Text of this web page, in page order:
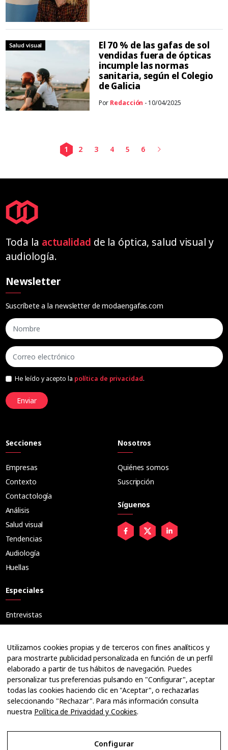
Salud visual
El 70 % de las gafas de sol
vendidas fuera de ópticas
incumple las normas
sanitaria, según el Colegio
de Galicia
Por Redacción - 10/04/2025
1 2 3 4 5 6
Toda la actualidad de la óptica, salud visual y
audiología.
Newsletter
Suscríbete a la newsletter de modaengafas.com
He leído y acepto la política de privacidad.
Enviar
Secciones
Empresas
Contexto
Contactología
Análisis
Salud visual
Tendencias
Audiología
Huellas
Especiales
Entrevistas
Ópticos
Cuadernos
Guías
Dossier
Anuarios
Ofertas de empleo
Nosotros
Quiénes somos
Suscripción
Síguenos
Utilizamos cookies propias y de terceros con fines analíticos y
para mostrarte publicidad personalizada en función de un perfil
elaborado a partir de tus hábitos de navegación. Puedes
personalizar tus preferencias pulsando en "Configurar", aceptar
todas las cookies haciendo clic en "Aceptar", o rechazarlas
seleccionando "Rechazar". Para más información consulta
nuestra Política de Privacidad y Cookies.
Configurar